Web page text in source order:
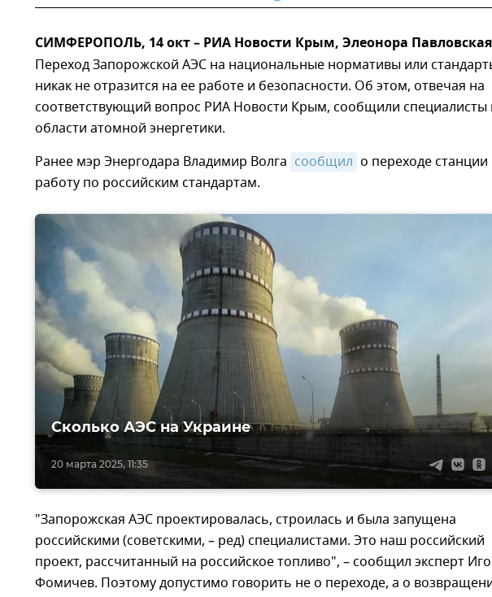
СИМФЕРОПОЛЬ, 14 окт – РИА Новости Крым, Элеонора Павловская
Переход Запорожской АЭС на национальные нормативы или
никак не отразится на ее работе и безопасности. Об этом, отвечая на
соответствующий вопрос РИА Новости Крым, сообщили специалисты
области атомной энергетики.
Ранее мэр Энергодара Владимир Волга сообщил о переходе станции
работу по российским стандартам.
20 марта 2025, 11:35
Сколько АЭС на Украине
"Запорожская АЭС проектировалась, строилась и была запущена
российскими (советскими, – ред) специалистами. Это наш российский
проект, рассчитанный на российское топливо", – сообщил эксперт
Фомичев. Поэтому допустимо говорить не о переходе, а о